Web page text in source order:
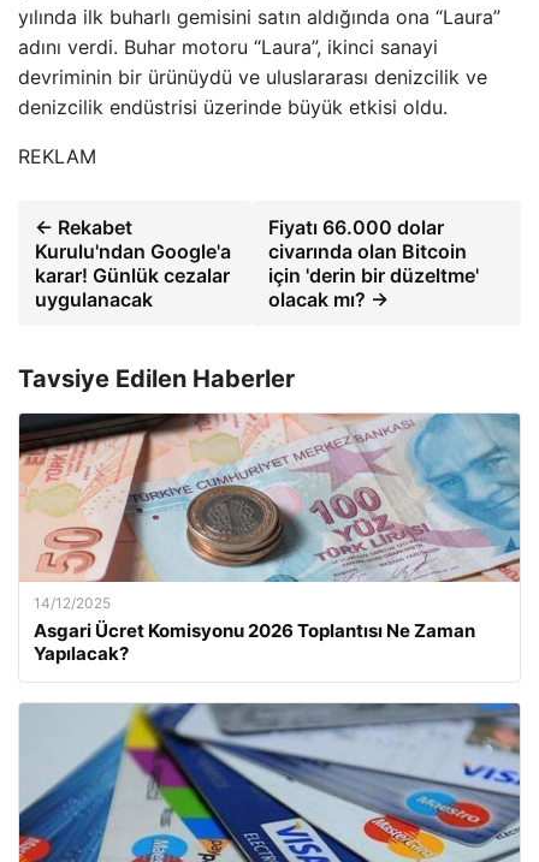
yılında ilk buharlı gemisini satın aldığında ona “Laura”
adını verdi. Buhar motoru “Laura”, ikinci sanayi
devriminin bir ürünüydü ve uluslararası denizcilik ve
denizcilik endüstrisi üzerinde büyük etkisi oldu.
REKLAM
← Rekabet
Kurulu'ndan Google'a
karar! Günlük cezalar
uygulanacak
Fiyatı 66.000 dolar
civarında olan Bitcoin
için 'derin bir düzeltme'
olacak mı? →
Tavsiye Edilen Haberler
14/12/2025
Asgari Ücret Komisyonu 2026 Toplantısı Ne Zaman
Yapılacak?